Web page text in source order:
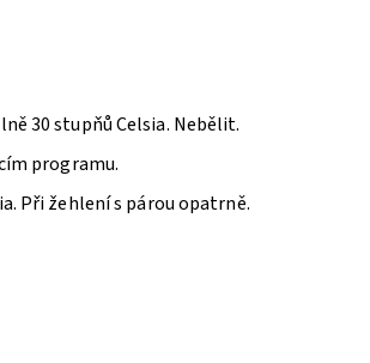
30 stupňů Celsia. Nebělit.
programu.
Při žehlení s párou opatrně.